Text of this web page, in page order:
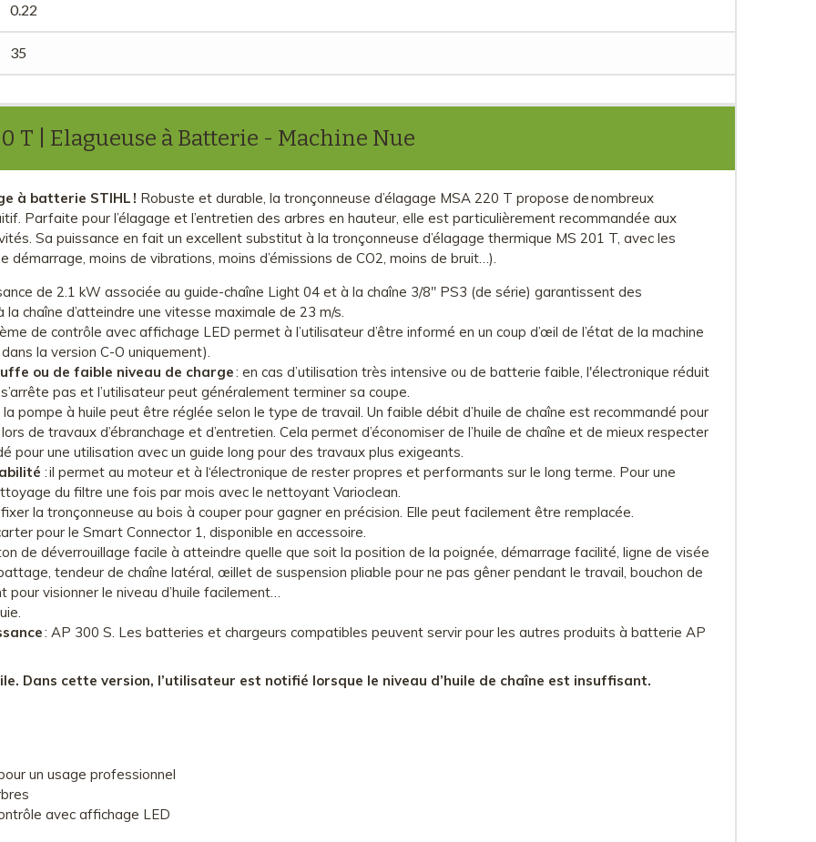
0.22
35
T | Elagueuse à Batterie - Machine Nue
à batterie STIHL ! Robuste et durable, la tronçonneuse d’élagage MSA 220 T propose de nombreux
Parfaite pour l’élagage et l’entretien des arbres en hauteur, elle est particulièrement recommandée aux
Sa puissance en fait un excellent substitut à la tronçonneuse d’élagage thermique MS 201 T, avec les
moins de vibrations, moins d’émissions de CO2, moins de bruit…).
de 2.1 kW associée au guide-chaîne Light 04 et à la chaîne 3/8'' PS3 (de série) garantissent des
chaîne d’atteindre une vitesse maximale de 23 m/s.
de contrôle avec affichage LED permet à l’utilisateur d’être informé en un coup d’œil de l’état de la machine
la version C-O uniquement).
ou de faible niveau de charge: en cas d’utilisation très intensive ou de batterie faible, l'électronique réduit
pas et l’utilisateur peut généralement terminer sa coupe.
pompe à huile peut être réglée selon le type de travail. Un faible débit d’huile de chaîne est recommandé pour
de travaux d’ébranchage et d’entretien. Cela permet d’économiser de l’huile de chaîne et de mieux respecter
pour une utilisation avec un guide long pour des travaux plus exigeants.
: il permet au moteur et à l‘électronique de rester propres et performants sur le long terme. Pour une
du filtre une fois par mois avec le nettoyant Varioclean.
la tronçonneuse au bois à couper pour gagner en précision. Elle peut facilement être remplacée.
pour le Smart Connector 1, disponible en accessoire.
de déverrouillage facile à atteindre quelle que soit la position de la poignée, démarrage facilité, ligne de visée
tendeur de chaîne latéral, œillet de suspension pliable pour ne pas gêner pendant le travail, bouchon de
pour visionner le niveau d’huile facilement…
: AP 300 S. Les batteries et chargeurs compatibles peuvent servir pour les autres produits à batterie AP
Dans cette version, l’utilisateur est notifié lorsque le niveau d’huile de chaîne est insuffisant.
un usage professionnel
avec affichage LED